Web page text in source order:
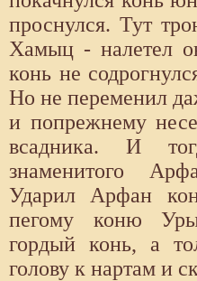
проснулся. Тут
Хамыц - налетел
конь не
Но не переменил
и попрежнему
всадника. И
знаменитого
Ударил Арфан
пегому коню
гордый конь, а
голову к нартам и